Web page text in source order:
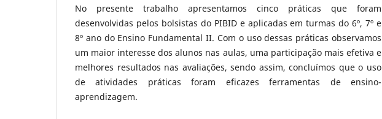
No presente trabalho apresentamos cinco práticas que foram
desenvolvidas pelos bolsistas do PIBID e aplicadas em turmas do 6º, 7º e
8º ano do Ensino Fundamental II. Com o uso dessas práticas observamos
um maior interesse dos alunos nas aulas, uma participação mais efetiva e
melhores resultados nas avaliações, sendo assim, concluímos que o uso
de atividades práticas foram eficazes ferramentas de ensino-
aprendizagem.